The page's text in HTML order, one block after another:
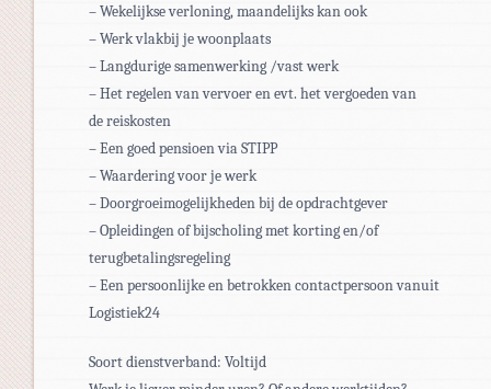
– Wekelijkse verloning, maandelijks kan ook
– Werk vlakbij je woonplaats
– Langdurige samenwerking /vast werk
– Het regelen van vervoer en evt. het vergoeden van
de reiskosten
– Een goed pensioen via STIPP
– Waardering voor je werk
– Doorgroeimogelijkheden bij de opdrachtgever
– Opleidingen of bijscholing met korting en/of
terugbetalingsregeling
– Een persoonlijke en betrokken contactpersoon vanuit
Logistiek24
Soort dienstverband: Voltijd